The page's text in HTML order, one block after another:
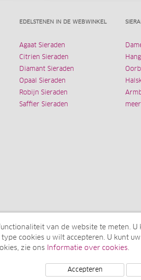
EDELSTENEN IN DE WEBWINKEL
Agaat Sieraden
Citrien Sieraden
Diamant Sieraden
Opaal Sieraden
Robijn Sieraden
Saffier Sieraden
onderneming van de elumeo SE)
van de website te meten.
cookies u wilt accepteren. U kunt
zie ons
Informatie over cookies.
Accepteren